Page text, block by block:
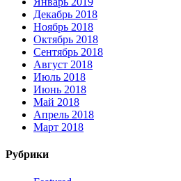
Декабрь 2018
Ноябрь 2018
Октябрь 2018
Сентябрь 2018
Август 2018
Июль 2018
Июнь 2018
Май 2018
Апрель 2018
Март 2018
Рубрики